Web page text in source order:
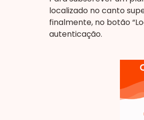
localizado no canto
finalmente, no botão
autenticação.